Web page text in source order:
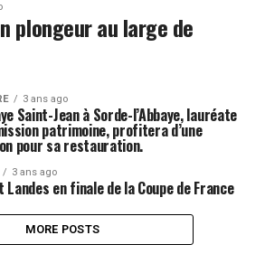
plongeur au large de
3 ans ago
Saint-Jean à Sorde-l’Abbaye, lauréate
patrimoine, profitera d’une
pour sa restauration.
3 ans ago
Landes en finale de la Coupe de France
MORE POSTS